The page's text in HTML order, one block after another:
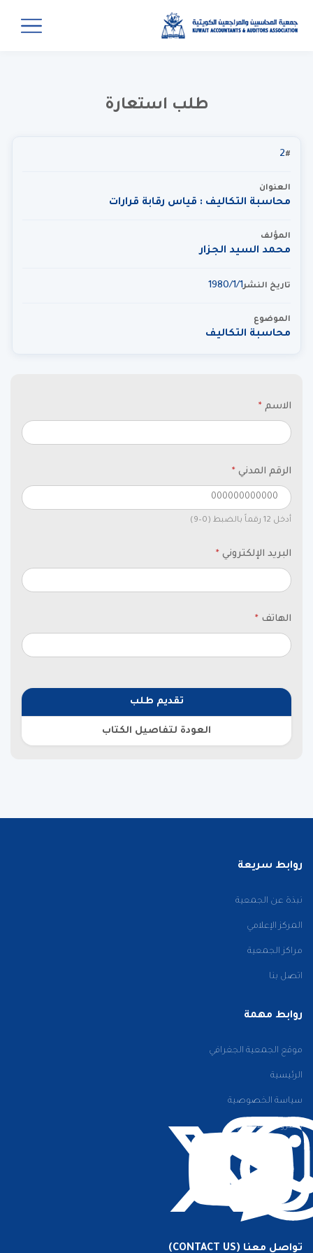
طلب استعارة
#
2
العنوان
محاسبة التكاليف : قياس رقابة قرارات
المؤلف
محمد السيد الجزار
تاريخ النشر1‏‏/1‏‏/1980
الموضوع
محاسبة التكاليف
الاسم *
الرقم المدني *
أدخل 12 رقماً بالضبط (0–9)
البريد الإلكتروني *
الهاتف *
تقديم طلب
العودة لتفاصيل الكتاب
روابط سريعة
نبذة عن الجمعية
المركز الإعلامي
مراكز الجمعية
اتصل بنا
روابط مهمة
موقع الجمعية الجغرافي
الرئيسية
سياسة الخصوصية
الشروط والأحكام
تواصل معنا (CONTACT US)